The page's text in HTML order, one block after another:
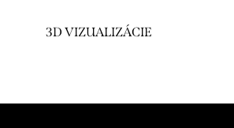
3D VIZUALIZÁCIE